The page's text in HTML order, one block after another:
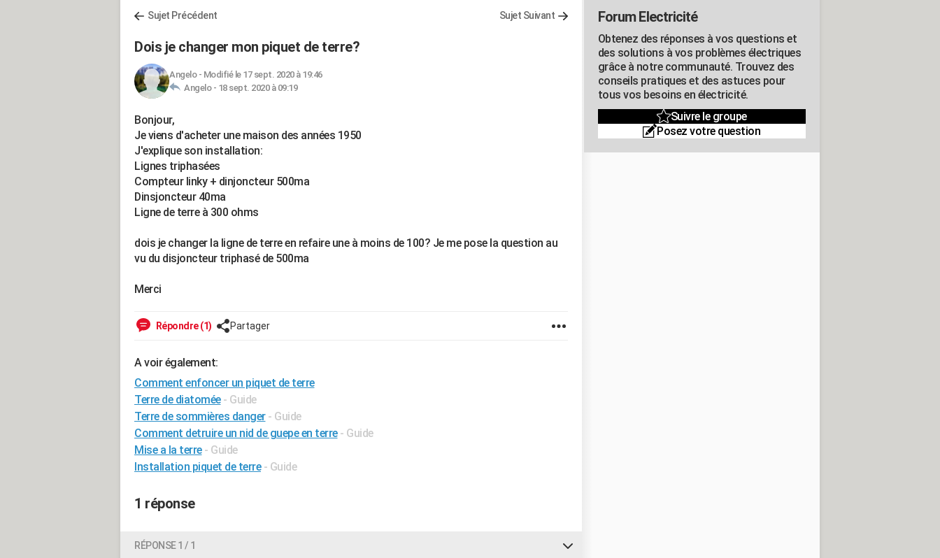
Sujet Précédent Sujet Suivant
Dois je changer mon piquet de terre?
Angelo- Modifié le 17 sept. 2020 à 19:46
Angelo - 18 sept. 2020 à 09:19
Bonjour,
Je viens d'acheter une maison des années 1950
J'explique son installation:
Lignes triphasées
Compteur linky + dinjoncteur 500ma
Dinsjoncteur 40ma
Ligne de terre à 300 ohms
dois je changer la ligne de terre en refaire une à moins de 100? Je me pose la question au
vu du disjoncteur triphasé de 500ma
Merci
Répondre (1) Partager
A voir également:
Comment enfoncer un piquet de terre
Terre de diatomée - Guide
Terre de sommières danger - Guide
Comment detruire un nid de guepe en terre - Guide
Mise a la terre - Guide
Installation piquet de terre - Guide
1 réponse
RÉPONSE 1 / 1
Forum Electricité
Obtenez des réponses à vos questions et
des solutions à vos problèmes électriques
grâce à notre communauté. Trouvez des
conseils pratiques et des astuces pour
tous vos besoins en électricité.
Suivre le groupe
Posez votre question